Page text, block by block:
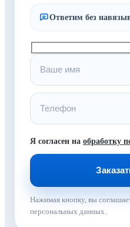
Ответим без
Я согласен на обработку
Нажимая кнопку, вы
персональных данных.